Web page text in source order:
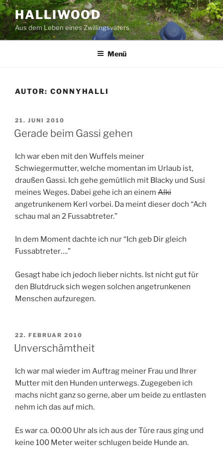
Zum
Inhalt
springen
HALLIWOOD
Aus dem Leben eines Zwillingsvaters
Menü
AUTOR: CONNYHALLI
VERÖFFENTLICHT
AM
21. JUNI 2010
Gerade beim Gassi gehen
Ich war eben mit den Wuffels meiner
Schwiegermutter, welche momentan im Urlaub ist,
draußen Gassi. Ich gehe gemütlich mit Blacky und Susi
meines Weges. Dabei gehe ich an einem Alki
angetrunkenem Kerl vorbei. Da meint dieser doch “Ach
schau mal an 2 Fussabtreter.”
In dem Moment dachte ich nur “Ich geb Dir gleich
Fussabtreter….”
Gesagt habe ich jedoch lieber nichts. Ist nicht gut für
den Blutdruck sich wegen solchen angetrunkenen
Menschen aufzuregen.
VERÖFFENTLICHT
AM
22. FEBRUAR 2010
Unverschämtheit
Ich war mal wieder im Auftrag meiner Frau und Ihrer
Mutter mit den Hunden unterwegs. Zugegeben ich
machs nicht ganz so gerne, aber um beide zu entlasten
nehm ich das auf mich.
Es war ca. 00:00 Uhr als ich aus der Türe raus ging und
keine 100 Meter weiter schlugen beide Hunde an.